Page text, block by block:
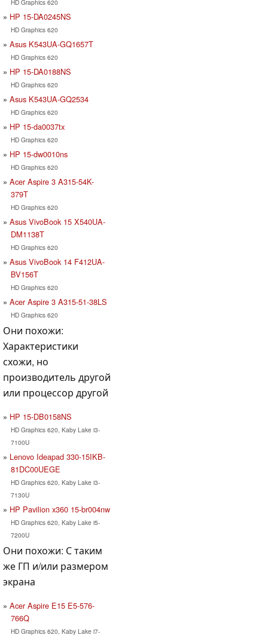
HD Graphics 620
HP 15-DA0245NS
HD Graphics 620
Asus K543UA-GQ1657T
HD Graphics 620
HP 15-DA0188NS
HD Graphics 620
Asus K543UA-GQ2534
HD Graphics 620
HP 15-da0037tx
HD Graphics 620
HP 15-dw0010ns
HD Graphics 620
Acer Aspire 3 A315-54K-
379T
HD Graphics 620
Asus VivoBook 15 X540UA-
DM1138T
HD Graphics 620
Asus VivoBook 14 F412UA-
BV156T
HD Graphics 620
Acer Aspire 3 A315-51-38LS
HD Graphics 620
Они похожи:
Характеристики
схожи, но
производитель другой
или процессор другой
HP 15-DB0158NS
HD Graphics 620, Kaby Lake i3-
7100U
Lenovo Ideapad 330-15IKB-
81DC00UEGE
HD Graphics 620, Kaby Lake i3-
7130U
HP Pavilion x360 15-br004nw
HD Graphics 620, Kaby Lake i5-
7200U
Они похожи: С таким
же ГП и/или размером
экрана
Acer Aspire E15 E5-576-
766Q
HD Graphics 620, Kaby Lake i7-